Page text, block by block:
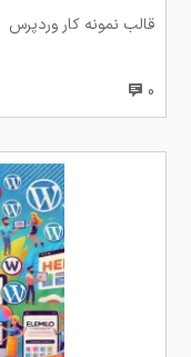
قالب نمونه کار وردپرس
0